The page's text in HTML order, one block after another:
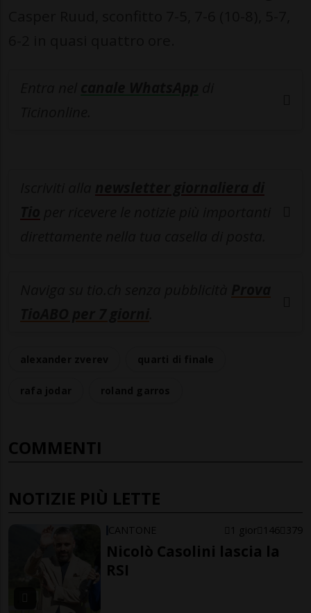
COMMENTI
NOTIZIE PIÙ LETTE
CANTONE 1 gior 146 379
Nicolò Casolini lascia la
RSI